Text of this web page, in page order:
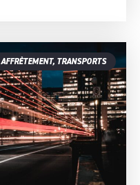
AFFRÈTEMENT, TRANSPORTS